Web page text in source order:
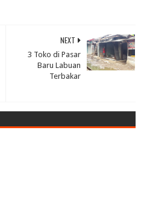
NEXT
3 Toko di Pasar
Baru Labuan
Terbakar